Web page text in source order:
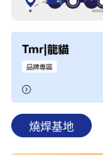
燒焊基地